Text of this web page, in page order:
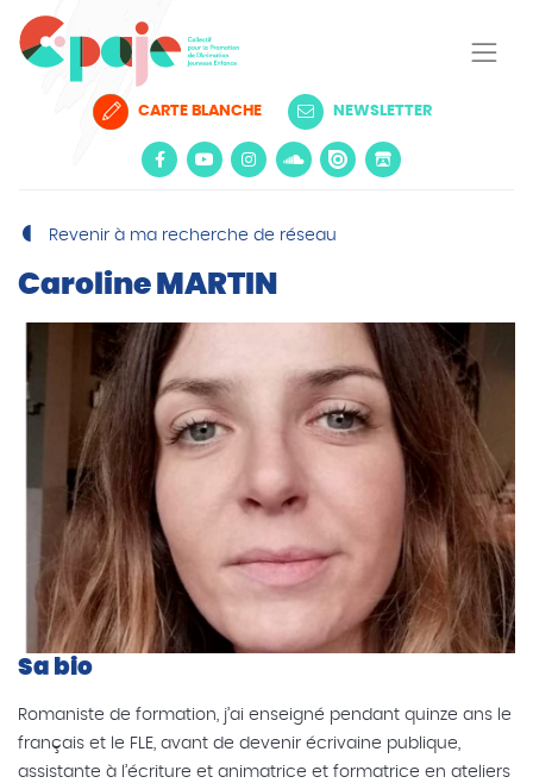
CARTE BLANCHE NEWSLETTER
Revenir à ma recherche de réseau
Caroline MARTIN
Sa bio
Romaniste de formation, j’ai enseigné pendant quinze ans le
français et le FLE, avant de devenir écrivaine publique,
assistante à l’écriture et animatrice et formatrice en ateliers